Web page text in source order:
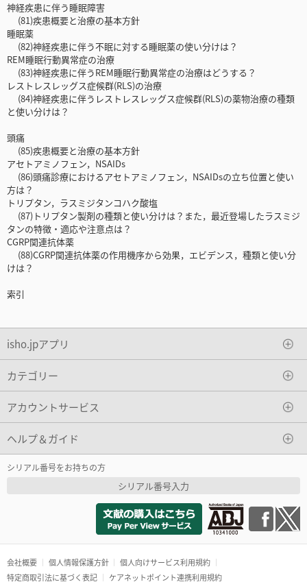
神経疾患に伴う睡眠障害
(81)疾患概要と治療の基本方針
睡眠薬
(82)神経疾患に伴う不眠に対する睡眠薬の使い分けは？
REM睡眠行動異常症の治療
(83)神経疾患に伴うREM睡眠行動異常症の治療はどうする？
レストレスレッグス症候群(RLS)の治療
(84)神経疾患に伴うレストレスレッグス症候群(RLS)の薬物治療の種類
と使い分けは？
頭痛
(85)疾患概要と治療の基本方針
アセトアミノフェン，NSAIDs
(86)頭痛診療におけるアセトアミノフェン，NSAIDsの立ち位置と使い
方は？
トリプタン，ラスミジタンコハク酸塩
(87)トリプタン製剤の種類と使い分けは？また，最近登場したラスミジ
タンの特徴・適応や注意点は？
CGRP関連抗体薬
(88)CGRP関連抗体薬の作用機序から効果，エビデンス，種類と使い分
けは？
索引
isho.jpアプリ
カテゴリー
アカウントサービス
ヘルプ＆ガイド
シリアル番号をお持ちの方
シリアル番号入力
会社概要 個人情報保護方針
個人向けサービス利用規約
特定商取引法に基づく表記
ケアネットポイント連携利用規約